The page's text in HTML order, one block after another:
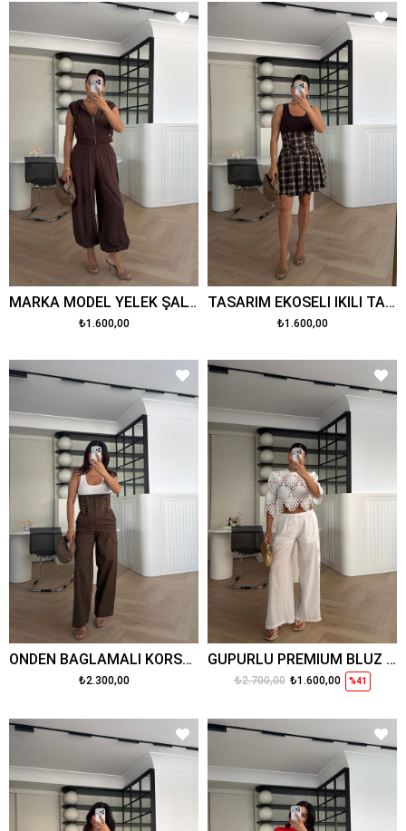
MARKA MODEL YELEK ŞALVAR PANTOLON TAKIM KAHVE
₺1.600,00
TASARIM EKOSELİ İKİLİ TAKIM KAHVE
₺1.600,00
ÖNDEN BAĞLAMALI KORSELİ PANTOLON TAKIM HAKİ
₺2.300,00
GÜPÜRLÜ PREMİUM BLUZ PANTOLON TAKIM BEYAZ
%41
₺1.600,00
₺2.700,00